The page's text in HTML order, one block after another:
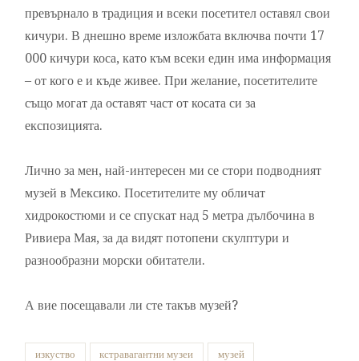
превърнало в традиция и всеки посетител оставял свои
кичури. В днешно време изложбата включва почти 17
000 кичури коса, като към всеки един има информация
– от кого е и къде живее. При желание, посетителите
също могат да оставят част от косата си за
експозицията.
Лично за мен, най-интересен ми се стори подводният
музей в Мексико. Посетителите му обличат
хидрокостюми и се спускат над 5 метра дълбочина в
Ривиера Мая, за да видят потопени скулптури и
разнообразни морски обитатели.
А вие посещавали ли сте такъв музей?
изкуство кстравагантни музеи музей